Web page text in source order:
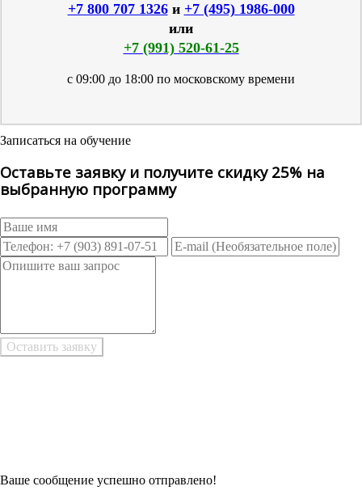
+7 800 707 1326и +7 (495) 1986-000
или
+7 (991) 520-61-25
с 09:00 до 18:00 по московскому времени
Записаться на обучение
Оставьте заявку и получите скидку 25% на
выбранную программу
Ваше сообщение успешно отправлено!